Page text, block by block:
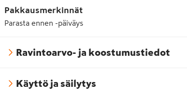
Pakkausmerkinnät
Parasta ennen -päiväys
Ravintoarvo- ja koostumustiedot
Käyttö ja säilytys